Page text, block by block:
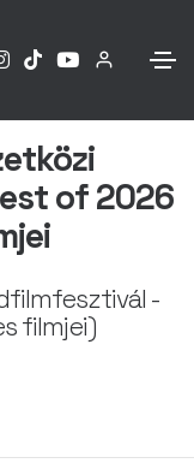
of 2026
-
filmjei)